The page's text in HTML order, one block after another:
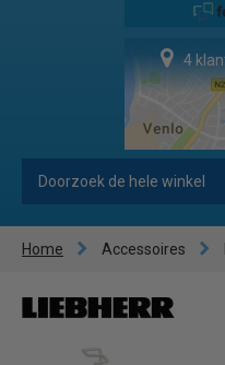
4
Home Accessoires